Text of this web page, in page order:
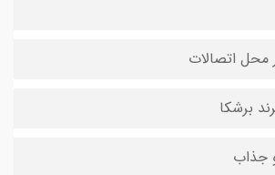
اتصالات
برشکا
جذاب